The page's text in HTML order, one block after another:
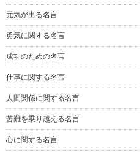
元気が出る名言
勇気に関する名言
成功のための名言
仕事に関する名言
人間関係に関する名言
苦難を乗り越える名言
心に関する名言